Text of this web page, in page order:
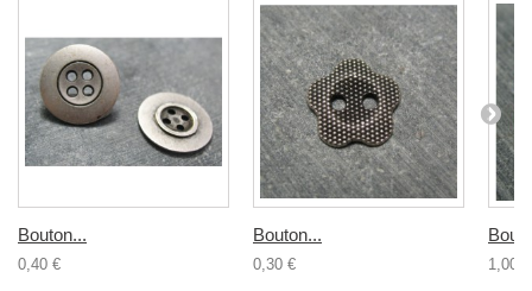
Bouton...
0,40 €
Bouton...
0,30 € 1,00 €